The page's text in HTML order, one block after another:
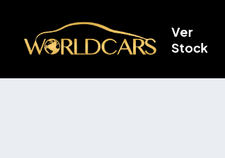
Ver
Stock